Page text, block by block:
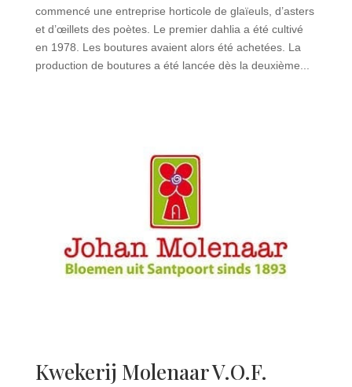
commencé une entreprise horticole de glaïeuls, d’asters
et d’œillets des poètes. Le premier dahlia a été cultivé
en 1978. Les boutures avaient alors été achetées. La
production de boutures a été lancée dès la deuxième...
Kwekerij Molenaar V.O.F.